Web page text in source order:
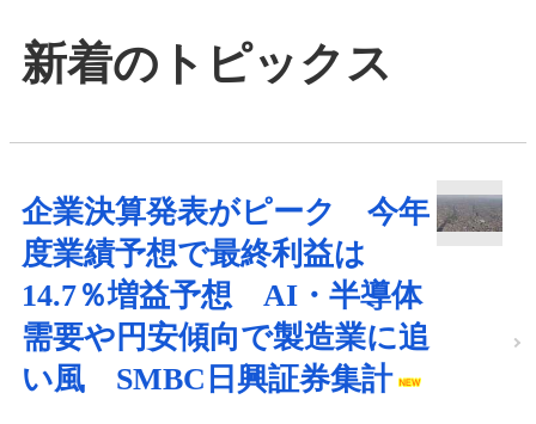
新着のトピックス
企業決算発表がピーク 今年
度業績予想で最終利益は
14.7％増益予想 AI・半導体
需要や円安傾向で製造業に追
い風 SMBC日興証券集計